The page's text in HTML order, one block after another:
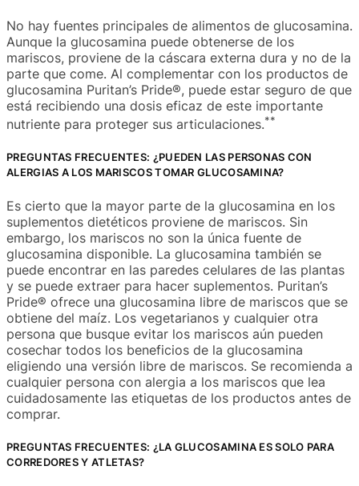
No hay fuentes principales de alimentos de glucosamina.
Aunque la glucosamina puede obtenerse de los
mariscos, proviene de la cáscara externa dura y no de la
parte que come. Al complementar con los productos de
glucosamina Puritan’s Pride®, puede estar seguro de que
está recibiendo una dosis eficaz de este importante
nutriente para proteger sus articulaciones.**
PREGUNTAS FRECUENTES: ¿PUEDEN LAS PERSONAS CON
ALERGIAS A LOS MARISCOS TOMAR GLUCOSAMINA?
Es cierto que la mayor parte de la glucosamina en los
suplementos dietéticos proviene de mariscos. Sin
embargo, los mariscos no son la única fuente de
glucosamina disponible. La glucosamina también se
puede encontrar en las paredes celulares de las plantas
y se puede extraer para hacer suplementos. Puritan’s
Pride® ofrece una glucosamina libre de mariscos que se
obtiene del maíz. Los vegetarianos y cualquier otra
persona que busque evitar los mariscos aún pueden
cosechar todos los beneficios de la glucosamina
eligiendo una versión libre de mariscos. Se recomienda a
cualquier persona con alergia a los mariscos que lea
cuidadosamente las etiquetas de los productos antes de
comprar.
PREGUNTAS FRECUENTES: ¿LA GLUCOSAMINA ES SOLO PARA
CORREDORES Y ATLETAS?